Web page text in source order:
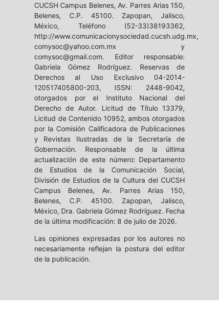
CUCSH Campus Belenes, Av. Parres Arias 150,
Belenes, C.P. 45100. Zapopan, Jalisco,
México, Teléfono (52-33)38193362,
http://www.comunicacionysociedad.cucsh.udg.mx,
comysoc@yahoo.com.mx y
comysoc@gmail.com. Editor responsable:
Gabriela Gómez Rodríguez. Reservas de
Derechos al Uso Exclusivo 04-2014-
120517405800-203, ISSN: 2448-9042,
otorgados por el Instituto Nacional del
Derecho de Autor. Licitud de Título 13379,
Licitud de Contenido 10952, ambos otorgados
por la Comisión Calificadora de Publicaciones
y Revistas Ilustradas de la Secretaría de
Gobernación. Responsable de la última
actualización de este número: Departamento
de Estudios de la Comunicación Social,
División de Estudios de la Cultura del CUCSH
Campus Belenes, Av. Parres Arias 150,
Belenes, C.P. 45100. Zapopan, Jalisco,
México, Dra. Gabriela Gómez Rodríguez. Fecha
de la última modificación: 8 de julio de 2026.
Las opiniones expresadas por los autores no
necesariamente reflejan la postura del editor
de la publicación.